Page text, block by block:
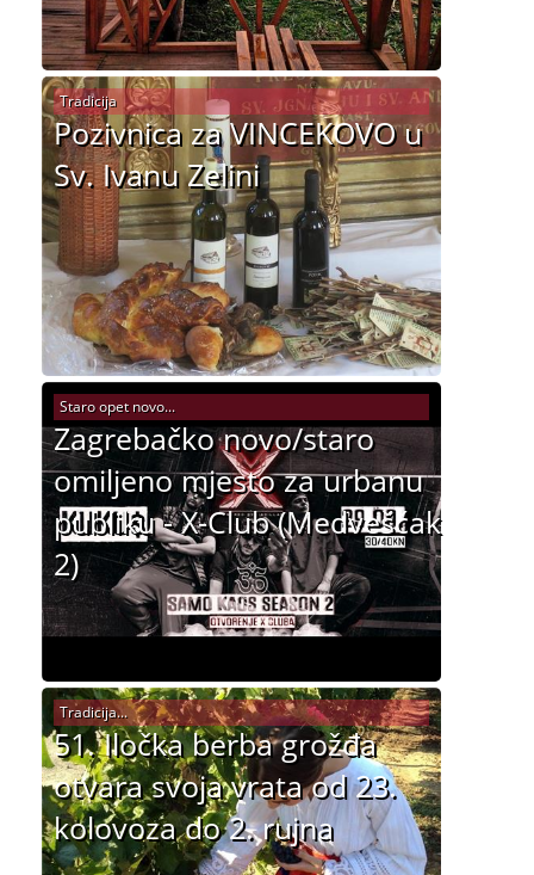
Pozivnica za VINCEKOVO u
Sv. Ivanu Zelini
Tradicija
Zagrebačko novo/staro
omiljeno mjesto za urbanu
publiku - X-Club (Medvešćak
2)
Staro opet novo...
51. Iločka berba grožđa
otvara svoja vrata od 23.
kolovoza do 2. rujna
Tradicija...